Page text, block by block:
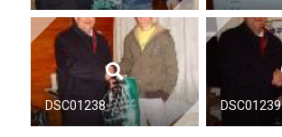
DSC01238 DSC01239